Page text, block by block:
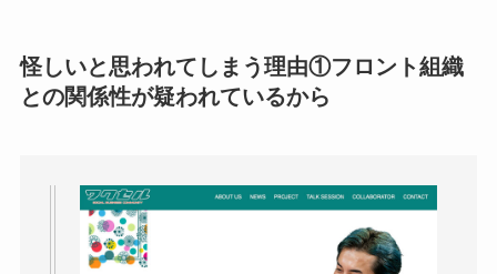
いって本当？
判は実際どう？
Temuは怪しい？口コ
怪しいと思われてしまう理由①フロント組織
との関係性が疑われているから